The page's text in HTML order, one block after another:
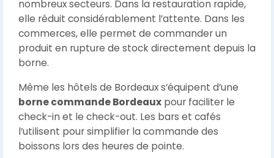
nombreux secteurs. Dans la restauration rapide,
elle réduit considérablement l’attente. Dans les
commerces, elle permet de commander un
produit en rupture de stock directement depuis la
borne.
Même les hôtels de Bordeaux s’équipent d’une
borne commande Bordeaux pour faciliter le
check-in et le check-out. Les bars et cafés
l’utilisent pour simplifier la commande des
boissons lors des heures de pointe.